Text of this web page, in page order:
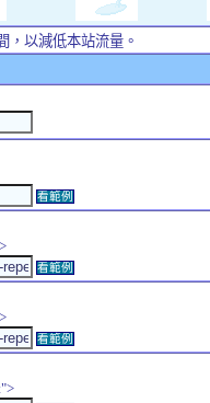
，以減低本站流量。
看範例
看範例
看範例